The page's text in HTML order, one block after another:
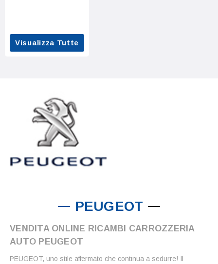
Visualizza Tutte
PEUGEOT
VENDITA ONLINE RICAMBI CARROZZERIA
AUTO PEUGEOT
PEUGEOT, uno stile affermato che continua a sedurre! Il